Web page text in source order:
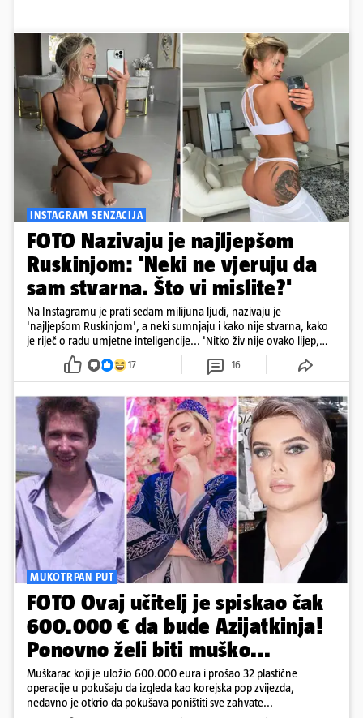
INSTAGRAM SENZACIJA
FOTO Nazivaju je najljepšom
Ruskinjom: 'Neki ne vjeruju da
sam stvarna. Što vi mislite?'
Na Instagramu je prati sedam milijuna ljudi, nazivaju je
'najljepšom Ruskinjom', a neki sumnjaju i kako nije stvarna, kako
je riječ o radu umjetne inteligencije... 'Nitko živ nije ovako lijep,
sigurno je AI', stoji u jednom komentaru pod njezinim
objavama...
17 16
MUKOTRPAN PUT
FOTO Ovaj učitelj je spiskao čak
600.000 € da bude Azijatkinja!
Ponovno želi biti muško...
Muškarac koji je uložio 600.000 eura i prošao 32 plastične
operacije u pokušaju da izgleda kao korejska pop zvijezda,
nedavno je otkrio da pokušava poništiti sve zahvate...